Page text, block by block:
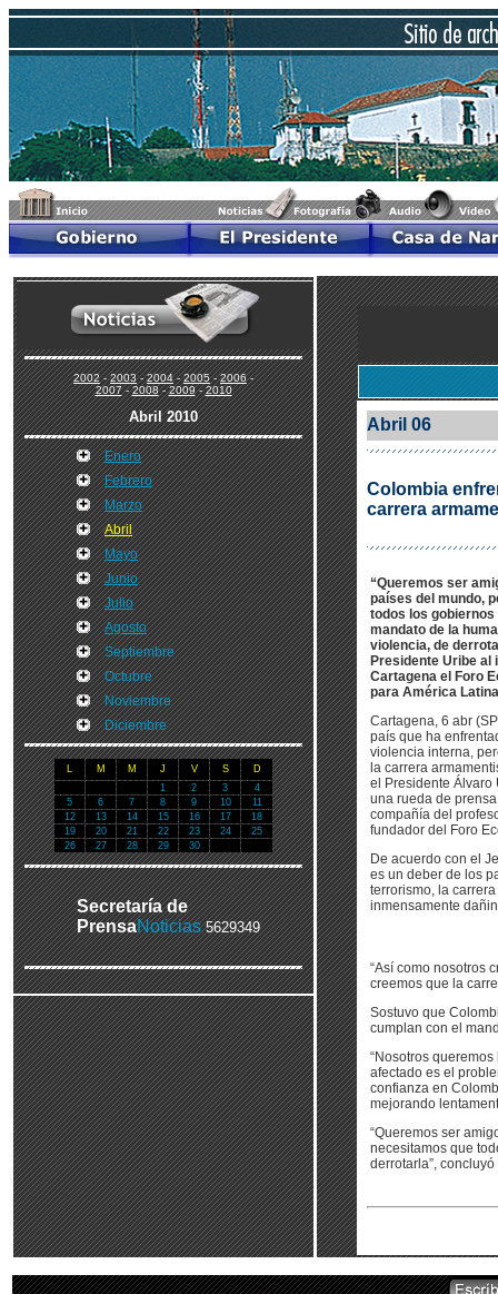
2002-2003-2004-2005-2006-
2007-2008-2009-2010
Abril 2010
Enero
Febrero
Marzo
Abril
Mayo
Junio
Julio
Agosto
Septiembre
Octubre
Noviembre
Diciembre
L M M J V S
D
1
2 3
4
5
6 7 8 9 10
11
12
13 14 15 16 17
18
19
20 21 22 23 24
25
26
27 28 29 30
Secretaría de
PrensaNoticias 5629349
Abril 06
Colombia
carrera
“Queremos ser
países del mundo,
todos los
mandato de la
violencia, de
Presidente Uribe al
Cartagena el Foro
para América
Cartagena, 6 abr
país que ha
violencia interna,
la carrera
el Presidente Álvaro
una rueda de
compañía del
fundador del Foro
De acuerdo con el
es un deber de los
terrorismo, la
inmensamente
“Así como nosotros
creemos que la
Sostuvo que
cumplan con el
“Nosotros
afectado es el
confianza en
mejorando
“Queremos ser
necesitamos que
derrotarla”,